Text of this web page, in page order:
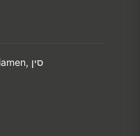
Add: 1-5F, מספר 8, Gaoqi דרום 12, Xiamen, סין